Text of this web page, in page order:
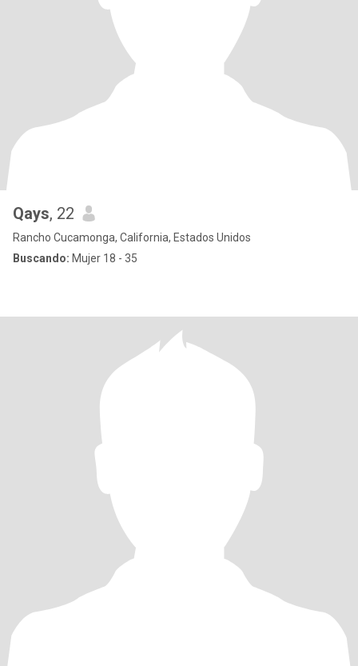
Qays, 22
Rancho Cucamonga, California, Estados Unidos
Buscando: Mujer 18 - 35